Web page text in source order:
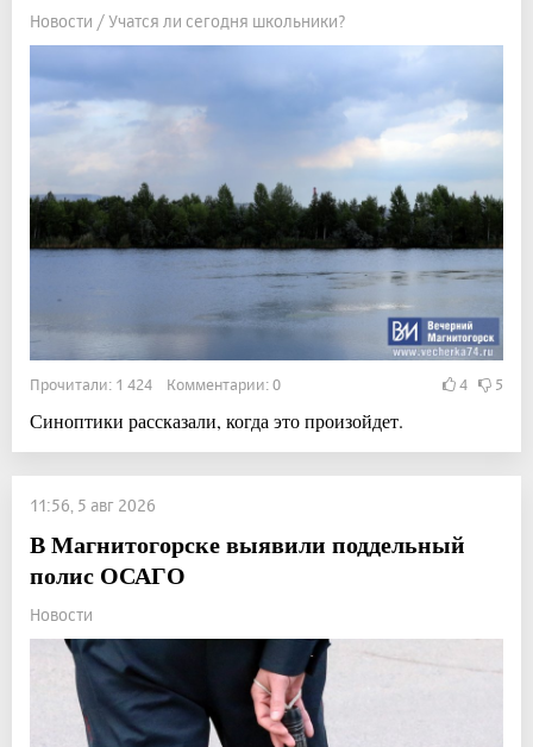
Новости / Учатся ли сегодня школьники?
Прочитали: 1 424 Комментарии: 0 4 5
Синоптики рассказали, когда это произойдет.
11:56, 5 авг 2026
В Магнитогорске выявили поддельный
полис ОСАГО
Новости